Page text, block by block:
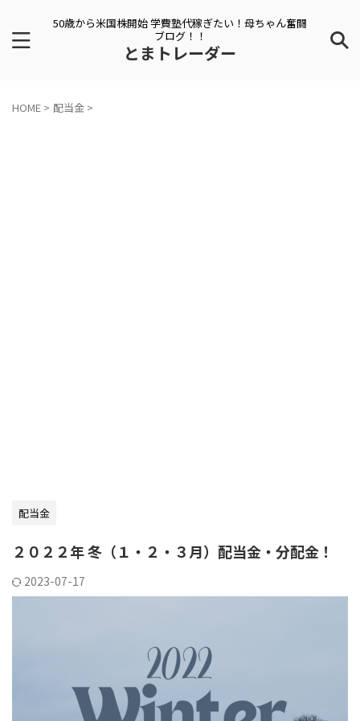
50歳から米国株開始 学費塾代稼ぎたい！母ちゃん奮闘
ブログ！！
とまトレーダー
HOME > 配当金 >
配当金
２０２２年 冬（１・２・３月）配当金・分配金！
2023-07-17